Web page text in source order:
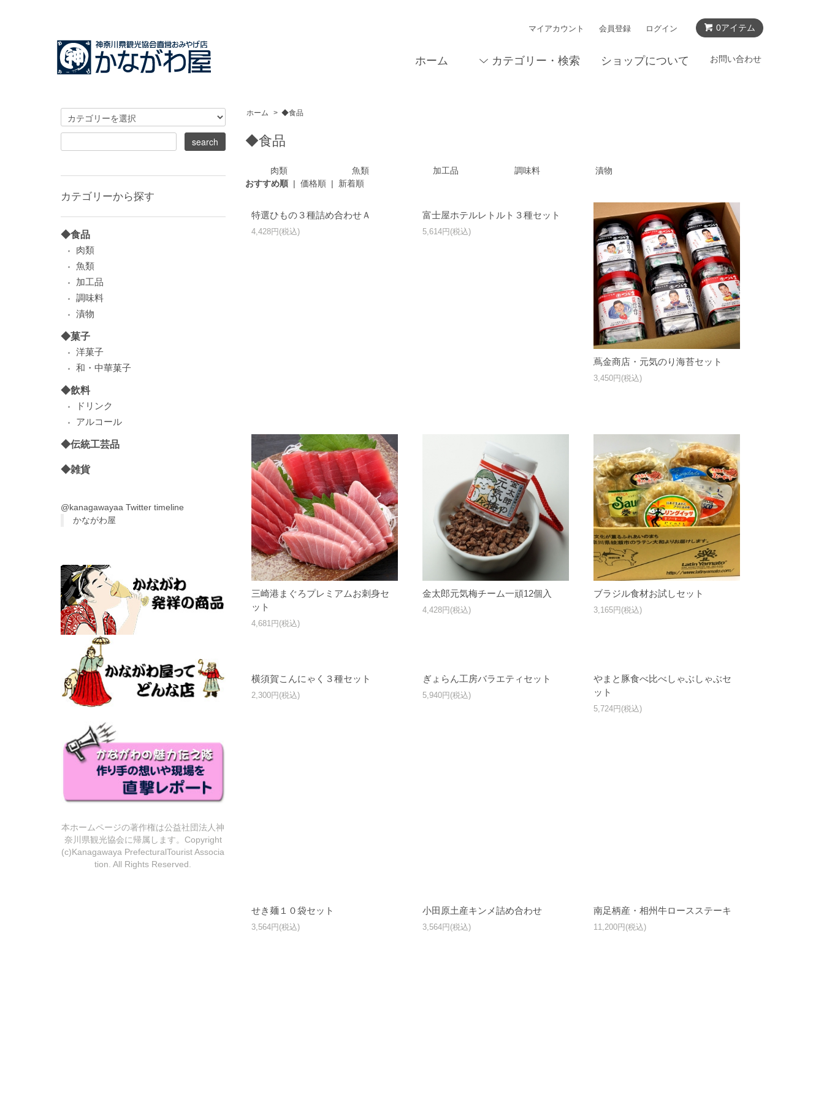
0アイテム
マイアカウント 会員登録 ログイン
ホーム カテゴリー・検索 ショップについて お問い合わせ
ホーム > ◆食品
◆食品
肉類 魚類 加工品 調味料
漬物
おすすめ順| 価格順| 新着順
特選ひもの３種詰め合わせＡ
4,428円(税込)
富士屋ホテルレトルト３種セット
5,614円(税込)
蔦金商店・元気のり海苔セット
3,450円(税込)
三崎港まぐろプレミアムお刺身セ
ット
4,681円(税込)
金太郎元気梅チーム一頑12個入
4,428円(税込)
ブラジル食材お試しセット
3,165円(税込)
横須賀こんにゃく３種セット
2,300円(税込)
ぎょらん工房バラエティセット
5,940円(税込)
やまと豚食べ比べしゃぶしゃぶセ
ット
5,724円(税込)
せき麺１０袋セット
3,564円(税込)
小田原土産キンメ詰め合わせ
3,564円(税込)
南足柄産・相州牛ロースステーキ
11,200円(税込)
カテゴリーから探す
◆食品
肉類
魚類
加工品
調味料
漬物
◆菓子
洋菓子
和・中華菓子
◆飲料
ドリンク
アルコール
◆伝統工芸品
◆雑貨
@kanagawayaa Twitter timeline
かながわ屋
本ホームページの著作権は公益社団法人神
奈川県観光協会に帰属します。Copyright
(c)Kanagawaya PrefecturalTourist Associa
tion. All Rights Reserved.